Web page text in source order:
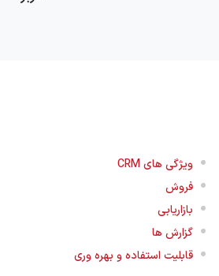
ویژگی های CRM
فروش
بازاریابی
گزارش ها
قابلیت استفاده و بهره وری